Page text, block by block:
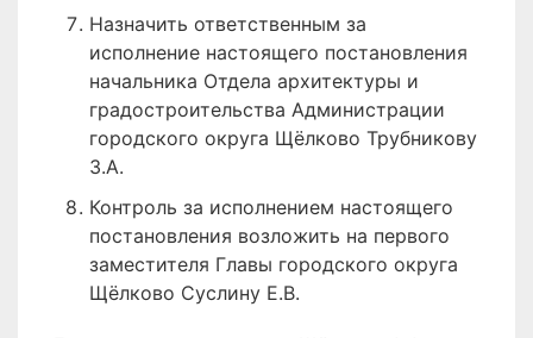
Назначить ответственным за
исполнение настоящего постановления
начальника Отдела архитектуры и
градостроительства Администрации
городского округа Щёлково Трубникову
З.А.
Контроль за исполнением настоящего
постановления возложить на первого
заместителя Главы городского округа
Щёлково Суслину Е.В.